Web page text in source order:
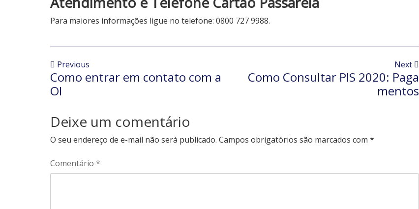
Para maiores informações ligue no telefone: 0800 727 9988.
Previous
Como entrar em contato com a
OI
Next
Como Consultar PIS 2020: Paga
mentos
Deixe um comentário
O seu endereço de e-mail não será publicado. Campos obrigatórios são marcados com *
Comentário *